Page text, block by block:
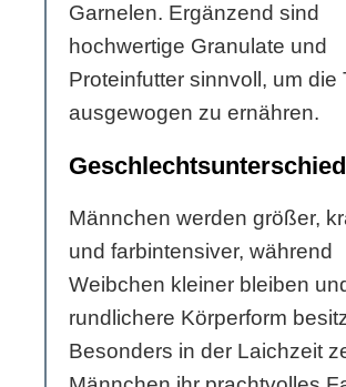
Garnelen. Ergänzend sind
hochwertige Granulate und
Proteinfutter sinnvoll, um die
ausgewogen zu ernähren.
Männchen werden größer,
und farbintensiver, während
Weibchen kleiner bleiben
rundlichere Körperform
Besonders in der Laichzeit